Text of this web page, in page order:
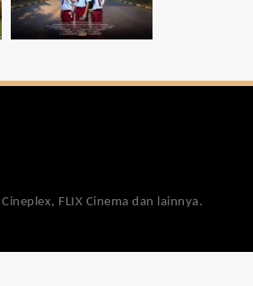
FLIX Cinema dan lainnya.